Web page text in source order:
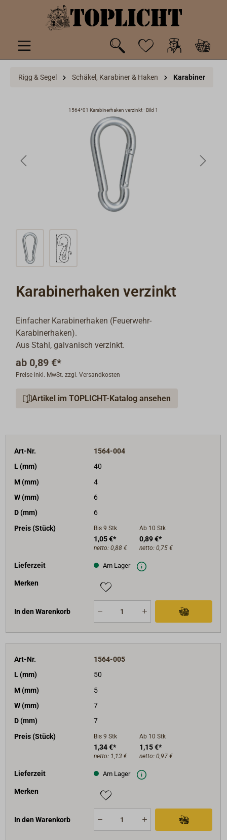
springen
Rigg & Segel Schäkel, Karabiner & Haken Karabiner
1564*01 Karabinerhaken verzinkt - Bild 1
Karabinerhaken verzinkt
Einfacher Karabinerhaken (Feuerwehr-
Karabinerhaken).
Aus Stahl, galvanisch verzinkt.
ab 0,89 €*
Preise inkl. MwSt. zzgl. Versandkosten
Artikel im TOPLICHT-Katalog ansehen
Art-Nr.
1564-004
L (mm)
40
M (mm)
4
W (mm)
6
D (mm)
6
Preis (Stück)
Bis 9 Stk
1,05 €*
netto: 0,88 €
Ab 10 Stk
0,89 €*
netto: 0,75 €
Lieferzeit Am Lager
Merken
In den Warenkorb
Art-Nr.
1564-005
L (mm)
50
M (mm)
5
W (mm)
7
D (mm)
7
Preis (Stück)
Bis 9 Stk
1,34 €*
netto: 1,13 €
Ab 10 Stk
1,15 €*
netto: 0,97 €
Lieferzeit Am Lager
Merken
In den Warenkorb